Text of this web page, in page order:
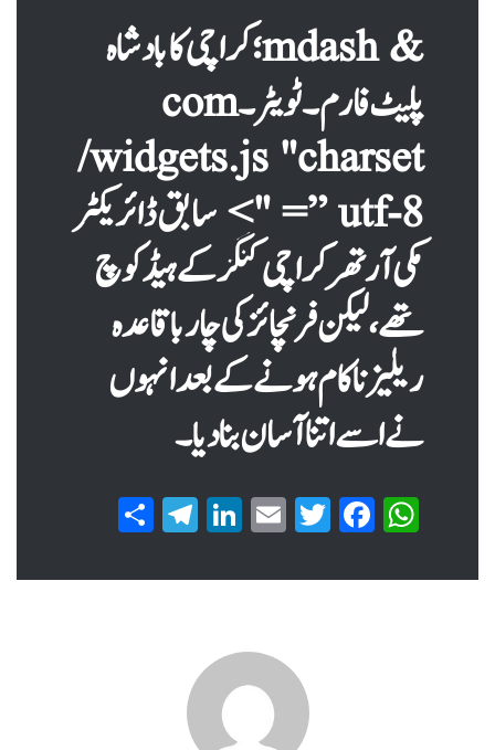
& mdash؛ کراچی کا بادشاہ
پلیٹ فارم۔ ٹویٹر۔ com
/widgets.js "charset
=” utf-8 ">
سابق ڈائریکٹر
مکی آرتھر کراچی کنگز کے ہیڈ کوچ
تھے ، لیکن فرنچائز کی چار باقاعدہ
ریلیز ناکام ہونے کے بعد انہوں
نے اسے اتنا آسان بنا دیا۔
W
ha
ts
Fa
ce
bo
T
wi
tte
E
m
ail
Li
nk
ed
T
el
eg
re